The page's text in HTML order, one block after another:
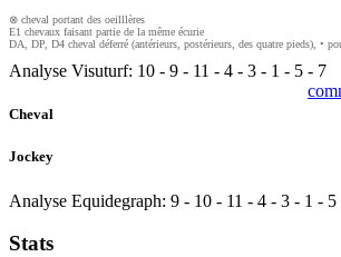
⊗ cheval portant des oeilllères
E1 chevaux faisant partie de la même écurie
DA, DP, D4 cheval déferré (antérieurs, postérieurs, des quatre pieds), •
Analyse Visuturf: 10 - 9 - 11 - 4 - 3 - 1 - 5 - 7
Cheval
Jockey
Analyse Equidegraph: 9 - 10 - 11 - 4 - 3 - 1 - 5
Stats